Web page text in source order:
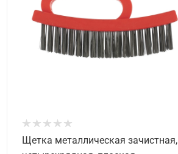
Щетка металлическая зачистная,